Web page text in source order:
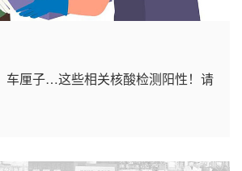
车厘子…这些相关核酸检测阳性！请